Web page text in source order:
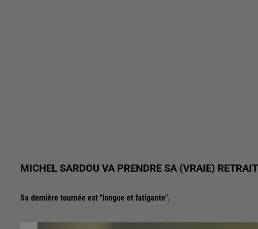
MICHEL SARDOU VA PRENDRE SA (VRAIE)
Sa dernière tournée est "longue et fatigante".